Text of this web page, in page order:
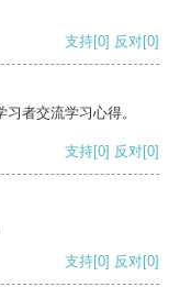
支持[0] 反对[0]
者交流学习心得。
支持[0] 反对[0]
支持[0] 反对[0]